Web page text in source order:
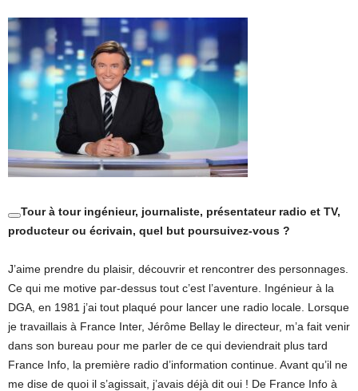
Tour à tour ingénieur, journaliste, présentateur radio et TV,
producteur ou écrivain, quel but poursuivez-vous ?
J’aime prendre du plaisir, découvrir et rencontrer des personnages.
Ce qui me motive par-dessus tout c’est l’aventure. Ingénieur à la
DGA, en 1981 j’ai tout plaqué pour lancer une radio locale. Lorsque
je travaillais à France Inter, Jérôme Bellay le directeur, m’a fait venir
dans son bureau pour me parler de ce qui deviendrait plus tard
France Info, la première radio d’information continue. Avant qu’il ne
me dise de quoi il s’agissait, j’avais déjà dit oui ! De France Info à